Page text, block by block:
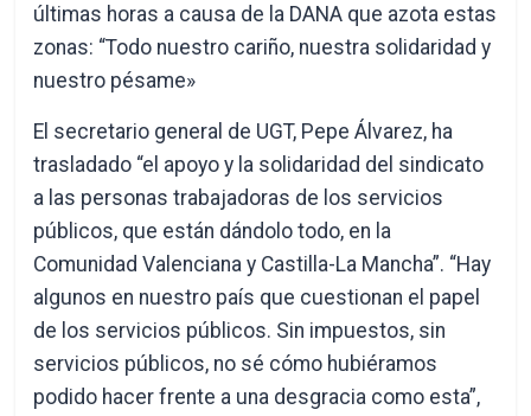
últimas horas a causa de la DANA que azota estas
zonas: “Todo nuestro cariño, nuestra solidaridad y
nuestro pésame»
El secretario general de UGT, Pepe Álvarez, ha
trasladado “el apoyo y la solidaridad del sindicato
a las personas trabajadoras de los servicios
públicos, que están dándolo todo, en la
Comunidad Valenciana y Castilla-La Mancha”. “Hay
algunos en nuestro país que cuestionan el papel
de los servicios públicos. Sin impuestos, sin
servicios públicos, no sé cómo hubiéramos
podido hacer frente a una desgracia como esta”,